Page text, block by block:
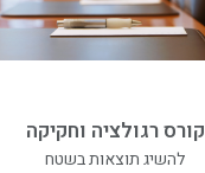
קורס רגולציה וחקיקה
להשיג תוצאות בשטח